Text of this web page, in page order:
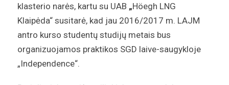
klasterio narės, kartu su UAB „Höegh LNG
Klaipėda“ susitarė, kad jau 2016/2017 m. LAJM
antro kurso studentų studijų metais bus
organizuojamos praktikos SGD laive-saugykloje
„Independence“.